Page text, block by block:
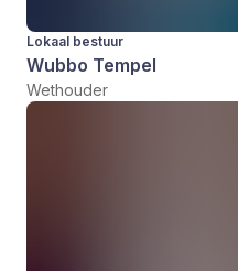
Lokaal bestuur
Wubbo Tempel
Wethouder